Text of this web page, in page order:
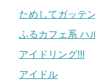
ためしてガッテ
ふるカフェ系 ハ
アイドリング!!!
アイドル